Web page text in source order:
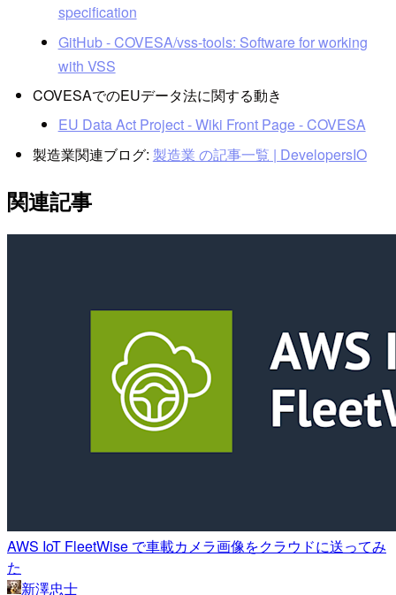
specification
GitHub - COVESA/vss-tools: Software for working
with VSS
COVESAでのEUデータ法に関する動き
EU Data Act Project - Wiki Front Page - COVESA
製造業関連ブログ: 製造業 の記事一覧 | DevelopersIO
関連記事
AWS IoT FleetWise で車載カメラ画像をクラウドに送ってみ
た
新澤忠士